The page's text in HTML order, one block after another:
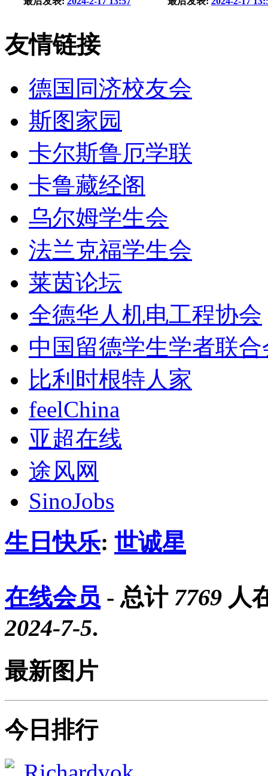
友情链接
德国同济校友会
斯图家园
卡尔斯鲁厄学联
卡鲁藏经阁
乌尔姆学生会
法兰克福学生会
莱茵论坛
全德华人机电工程协会
中国留德学生学者联合
比利时根特人家
feelChina
亚超在线
途风网
SinoJobs
生日快乐: 世诚星
在线会员 - 总计 7769 人
2024-7-5.
最新图片
今日排行